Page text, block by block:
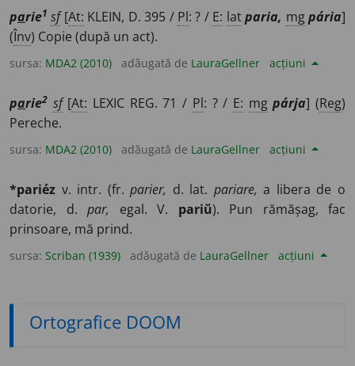
parie1 sf[At: KLEIN, D. 395 / Pl: ? / E: lat paria, mg pária]
(Înv) Copie (după un act).
sursa: MDA2 (2010) adăugată de LauraGellner acțiuni
parie2 sf[At: LEXIC REG. 71 / Pl: ? / E: mg párja] (Reg)
Pereche.
sursa: MDA2 (2010) adăugată de LauraGellner acțiuni
*pariéz v. intr. (fr.parier, d. lat. pariare, a libera de o
datorie, d. par, egal. V. pariŭ). Pun rămășag, fac
prinsoare, mă prind.
sursa: Scriban (1939) adăugată de LauraGellner acțiuni
Ortografice DOOM